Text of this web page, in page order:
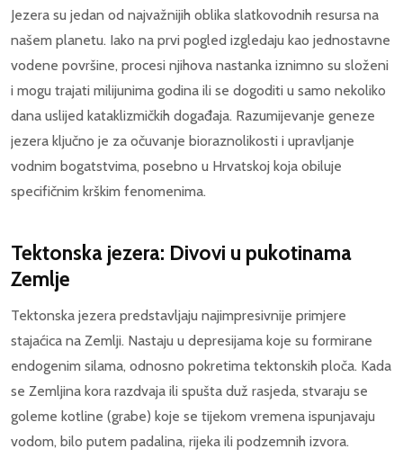
Jezera su jedan od najvažnijih oblika slatkovodnih resursa na
našem planetu. Iako na prvi pogled izgledaju kao jednostavne
vodene površine, procesi njihova nastanka iznimno su složeni
i mogu trajati milijunima godina ili se dogoditi u samo nekoliko
dana uslijed kataklizmičkih događaja. Razumijevanje geneze
jezera ključno je za očuvanje bioraznolikosti i upravljanje
vodnim bogatstvima, posebno u Hrvatskoj koja obiluje
specifičnim krškim fenomenima.
Tektonska jezera: Divovi u pukotinama
Zemlje
Tektonska jezera predstavljaju najimpresivnije primjere
stajaćica na Zemlji. Nastaju u depresijama koje su formirane
endogenim silama, odnosno pokretima tektonskih ploča. Kada
se Zemljina kora razdvaja ili spušta duž rasjeda, stvaraju se
goleme kotline (grabe) koje se tijekom vremena ispunjavaju
vodom, bilo putem padalina, rijeka ili podzemnih izvora.